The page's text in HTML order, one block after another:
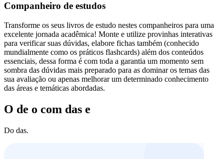
Companheiro de estudos
Transforme os seus livros de estudo nestes companheiros para uma
excelente jornada acadêmica! Monte e utilize provinhas interativas
para verificar suas dúvidas, elabore fichas também (conhecido
mundialmente como os práticos flashcards) além dos conteúdos
essenciais, dessa forma é com toda a garantia um momento sem
sombra das dúvidas mais preparado para as dominar os temas das
sua avaliação ou apenas melhorar um determinado conhecimento
das áreas e temáticas abordadas.
O de o com das e
Do das.